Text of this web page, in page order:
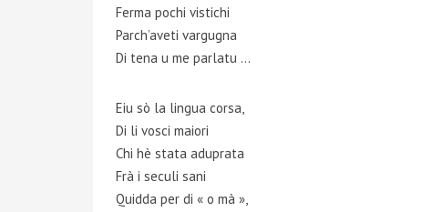
Ferma pochi vistichi
Parch’aveti vargugna
Di tena u me parlatu …
Eiu sò la lingua corsa,
Di li vosci maiori
Chi hè stata aduprata
Frà i seculi sani
Quidda per di « o mà »,